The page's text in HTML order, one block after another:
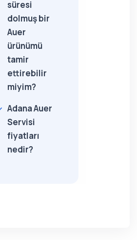
süresi
dolmuş bir
Auer
ürünümü
tamir
ettirebilir
miyim?
Adana Auer
Servisi
fiyatları
nedir?